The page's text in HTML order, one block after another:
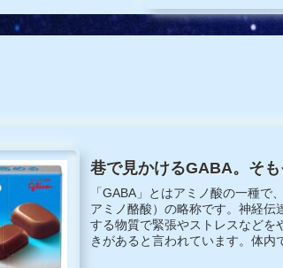
巷で見かけるGABA。そ
「GABA」とはアミノ酸の一種
アミノ酪酸）の略称です。神経伝
する物質で緊張やストレスなどを
きがあると言われています。体内